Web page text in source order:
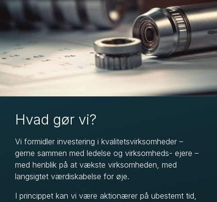
Hvad gør vi?
Vi formidler investering i kvalitetsvirksomheder –
gerne sammen med ledelse og virksomheds- ejere –
med henblik på at vækste virksomheden, med
langsigtet værdiskabelse for øje.
I princippet kan vi være aktionærer på ubestemt tid,